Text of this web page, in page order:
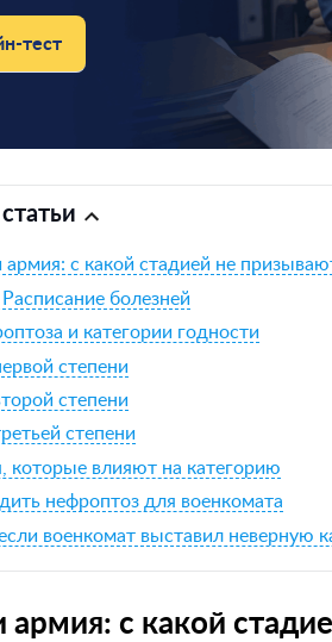
тест
армия: с какой стадией не
болезней
и категории годности
степени
степени
степени
которые влияют на категорию
нефроптоз для военкомата
военкомат выставил неверную
армия: с какой